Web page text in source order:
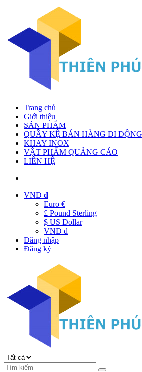
Trang chủ
Giới thiệu
SẢN PHẨM
QUẦY KỆ BÁN HÀNG DI ĐỘNG
KHAY INOX
VẬT PHẨM QUẢNG CÁO
LIÊN HỆ
VND đ
Euro €
£ Pound Sterling
$ US Dollar
VND đ
Đăng nhập
Đăng ký